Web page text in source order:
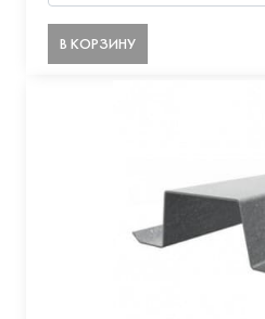
В КОРЗИНУ